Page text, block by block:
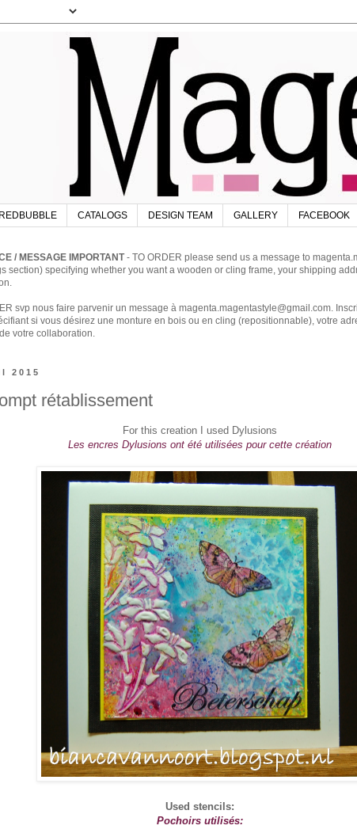
REDBUBBLE CATALOGS DESIGN TEAM GALLERY FACEBOOK
/ MESSAGE IMPORTANT- TO ORDER please send us a message to
section) specifying whether you want a wooden or cling frame, your shipping
svp nous faire parvenir un message à magenta.magentastyle@gmail.com.
si vous désirez une monture en bois ou en cling (repositionnable), votre
votre collaboration.
2015
rétablissement
For this creation I used Dylusions
Les encres Dylusions ont été utilisées pour cette création
Used stencils:
Pochoirs utilisés: